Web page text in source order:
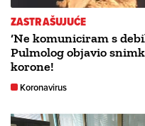
ZASTRAŠUJUĆE
‘Ne komuniciram s
Pulmolog objavio
korone!
Koronavirus